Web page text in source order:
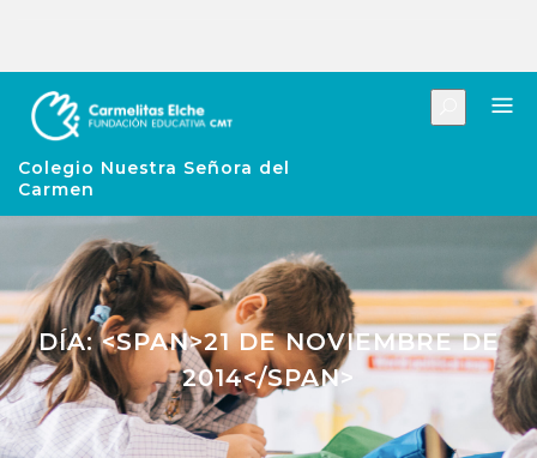
Colegio Nuestra Señora del
Carmen
DÍA: <SPAN>21 DE NOVIEMBRE DE
2014</SPAN>